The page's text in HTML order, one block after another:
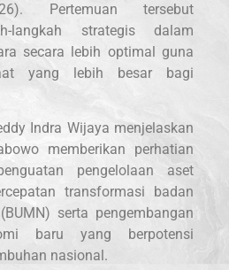
Pertemuan tersebut
langkah strategis dalam
secara lebih optimal guna
yang lebih besar bagi
Indra Wijaya menjelaskan
memberikan perhatian
pengelolaan aset
transformasi badan
serta pengembangan
baru yang berpotensi
nasional.